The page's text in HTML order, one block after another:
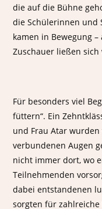
die auf die Bühne
die Schülerinnen und
kamen in Bewegung
Zuschauer ließen
Für besonders viel
füttern“. Ein
und Frau Atar
verbundenen Augen
nicht immer dort, wo
Teilnehmenden
dabei entstandenen
sorgten für zahlreiche